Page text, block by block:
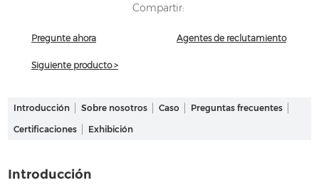
Compartir:
Pregunte ahora Agentes de reclutamiento
Siguiente producto >
Introducción Sobre nosotros Caso
Preguntas frecuentes
Certificaciones
Exhibición
Introducción